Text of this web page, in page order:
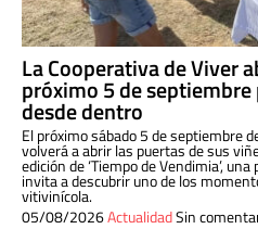
La Cooperativa de Viver
próximo 5 de
desde dentro
El próximo sábado 5 de septiembre
volverá a abrir las puertas de sus
edición de ‘Tiempo de Vendimia’,
invita a descubrir uno de los
vitivinícola.
05/08/2026ActualidadSin